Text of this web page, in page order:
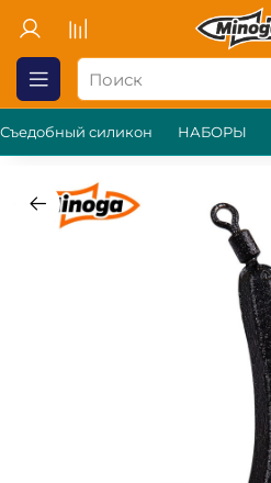
Съедобный силикон НАБОРЫ